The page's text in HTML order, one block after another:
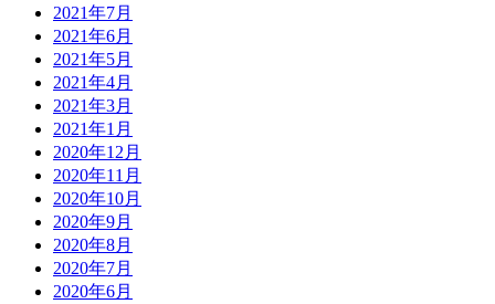
2021年7月
2021年6月
2021年5月
2021年4月
2021年3月
2021年1月
2020年12月
2020年11月
2020年10月
2020年9月
2020年8月
2020年7月
2020年6月